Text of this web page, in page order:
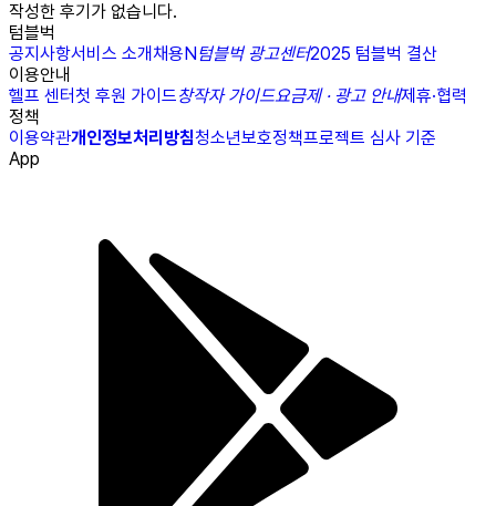
작성한 후기가 없습니다.
텀블벅
공지사항서비스 소개채용N텀블벅 광고센터2025 텀블벅 결산
이용안내
헬프 센터첫 후원 가이드창작자 가이드요금제 · 광고 안내제휴·협력
정책
이용약관개인정보처리방침청소년보호정책프로젝트 심사 기준
App